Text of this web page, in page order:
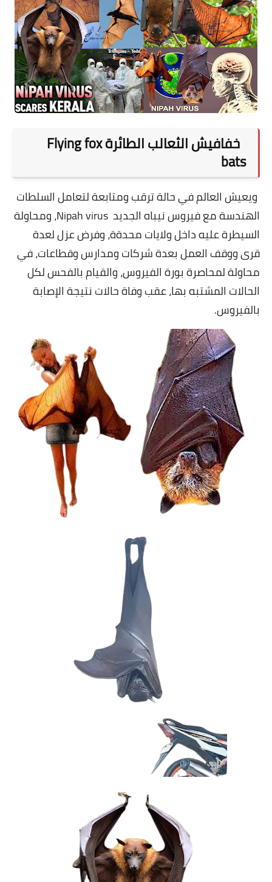
خفافيش الثعالب الطائرة Flying fox
bats
ويعيش العالم في حالة ترقب ومتابعة لتعامل السلطات
الهندسة مع فيروس نيباه الجديد Nipah virus، ومحاولة
السيطرة عليه داخل ولايات محدةة، وفرض عزل لعدة
قرى ووقف العمل بعدة شركات ومدارس وقطاعات، في
محاولة لمحاصرة بورة الفيروس، والقيام بالفحس لكل
الحالات المشتبه بها، عقب وفاة حالات نتيجة الإصابة
بالفيروس.